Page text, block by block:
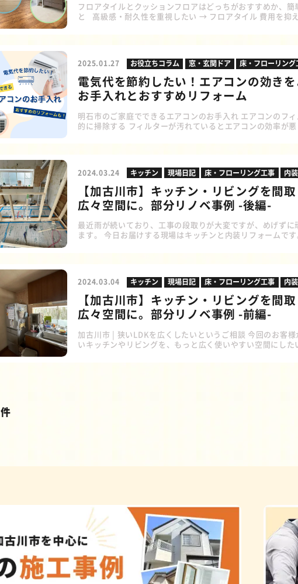
フロアタイルとクッションフロアはどっちがおすすめか、簡
と 高級感・耐久性を重視したい → フロアタイル 費用を抑
についてご紹介 ①フロアタイルの特徴 リフォームで使われる
ル」とは、床に貼るタイル状の床材のことを指し
2025.01.27 お役立ちコラム 窓・玄関ドア 床・フローリング
電気代を節約したい！エアコンの効き
お手入れとおすすめリフォーム
明石市のご家庭でできるエアコンのお手入れ エアコンのフ
的に掃除する フィルターが汚れているとエアコンの効率が
開け、フィルターを取り外します。多くのエアコンはフィル
取り外せるようになっています。取り外し方は取扱説明書を
2024.03.24 キッチン 現場日記 床・フローリング工事 内
【加古川市】キッチン・リビングを間
広々空間に。部分リノベ事例 -後編-
最近雨が続いており、工事の段取りが大変ですが、めげずに
ます。 今日お届けする現場はキッチンと内装リフォームで
【加古川市】キッチン・リビングを間取り変更で広々空間に
事例 -前編- 加古川市 | 壁付けのキッチンを対面キッチンへ 壁
のお悩み
2024.03.04 キッチン 現場日記 床・フローリング工事 内
【加古川市】キッチン・リビングを間
広々空間に。部分リノベ事例 -前編-
加古川市 | 狭いLDKを広くしたいというご相談 今回のお客様
いキッチンやリビングを、もっと広く使いやすい空間にした
件